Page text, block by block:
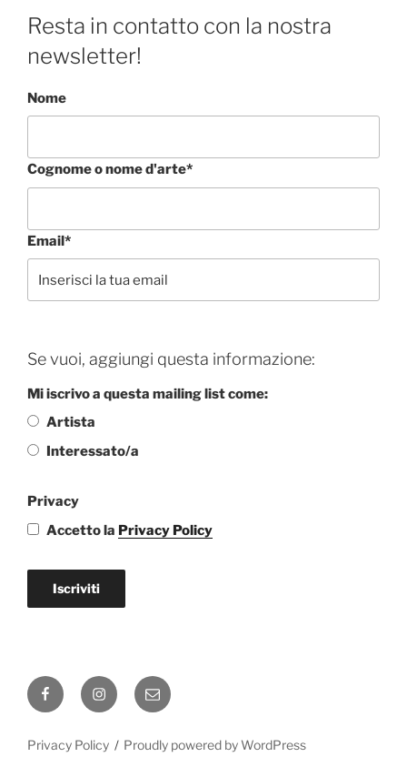
Resta in contatto con la nostra
newsletter!
Nome
Cognome o nome d'arte*
Email*
Se vuoi, aggiungi questa informazione:
Mi iscrivo a questa mailing list come:
Artista
Interessato/a
Privacy
Accetto la Privacy Policy
Iscriviti
FacebookInstagramEmail
Privacy Policy Proudly powered by WordPress